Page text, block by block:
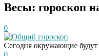
Весы: гороскоп
0
Общий гороскоп
Сегодня окружающие
0